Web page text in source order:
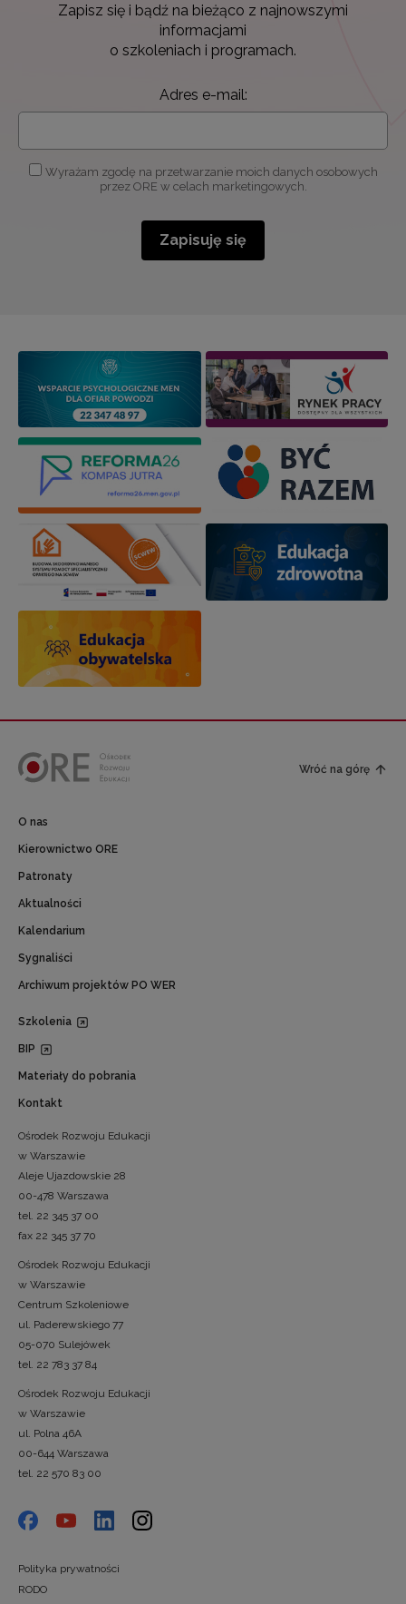
Zapisz się i bądź na bieżąco z najnowszymi
informacjami
o szkoleniach i programach.
Adres e-mail:
Wyrażam zgodę na przetwarzanie moich danych osobowych
przez ORE w celach marketingowych.
Zapisuję się
Wróć na górę
O nas
Kierownictwo ORE
Patronaty
Aktualności
Kalendarium
Sygnaliści
Archiwum projektów PO WER
Szkolenia
BIP
Materiały do pobrania
Kontakt
Ośrodek Rozwoju Edukacji
w Warszawie
Aleje Ujazdowskie 28
00-478 Warszawa
tel. 22 345 37 00
fax 22 345 37 70
Ośrodek Rozwoju Edukacji
w Warszawie
Centrum Szkoleniowe
ul. Paderewskiego 77
05-070 Sulejówek
tel. 22 783 37 84
Ośrodek Rozwoju Edukacji
w Warszawie
ul. Polna 46A
00-644 Warszawa
tel. 22 570 83 00
Polityka prywatności
RODO